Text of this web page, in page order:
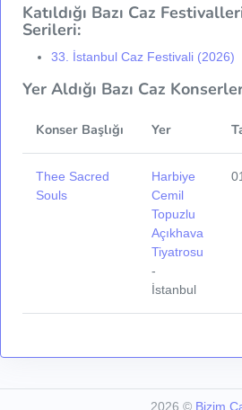
Katıldığı Bazı Caz
Serileri:
33. İstanbul Caz Festivali (2026)
Yer Aldığı Bazı Caz
Konser Başlığı Yer
Thee Sacred
Souls
Harbiye
Cemil
Topuzlu
Açıkhava
Tiyatrosu
-
İstanbul
2026 © Bizim